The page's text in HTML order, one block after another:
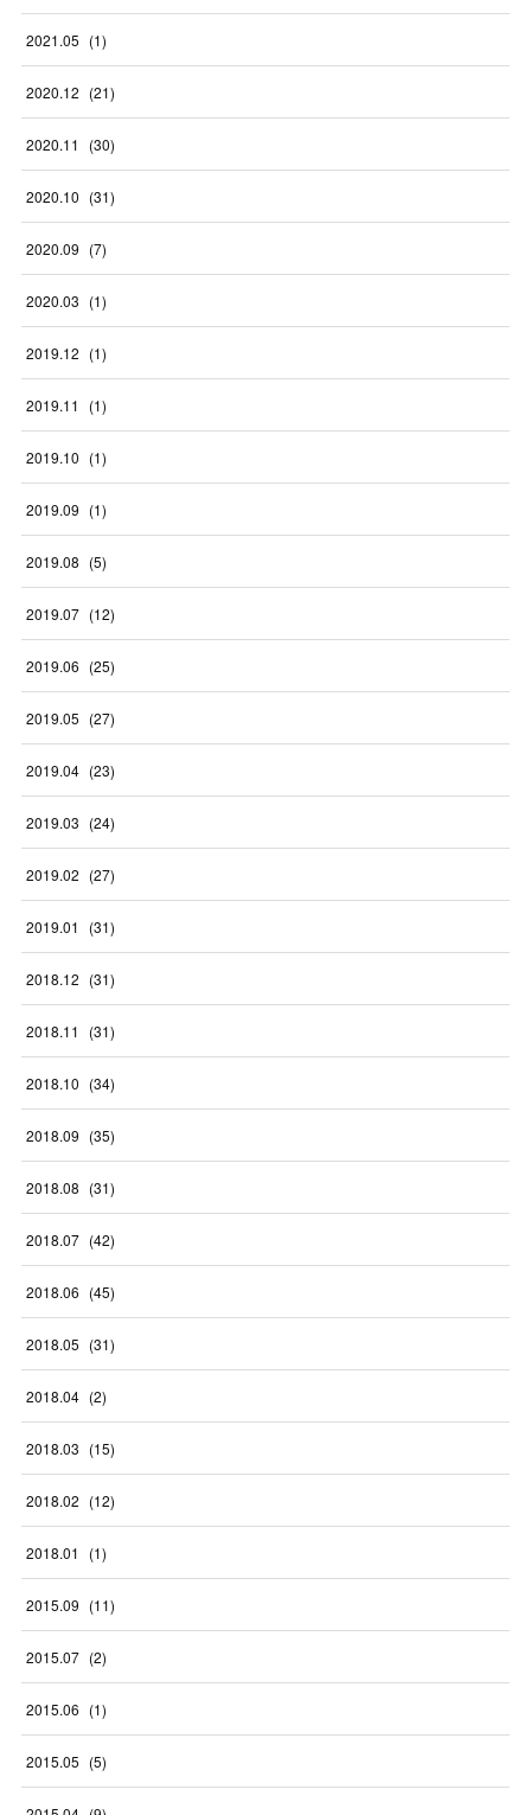
2021.05 (1)
2020.12 (21)
2020.11 (30)
2020.10 (31)
2020.09 (7)
2020.03 (1)
2019.12 (1)
2019.11 (1)
2019.10 (1)
2019.09 (1)
2019.08 (5)
2019.07 (12)
2019.06 (25)
2019.05 (27)
2019.04 (23)
2019.03 (24)
2019.02 (27)
2019.01 (31)
2018.12 (31)
2018.11 (31)
2018.10 (34)
2018.09 (35)
2018.08 (31)
2018.07 (42)
2018.06 (45)
2018.05 (31)
2018.04 (2)
2018.03 (15)
2018.02 (12)
2018.01 (1)
2015.09 (11)
2015.07 (2)
2015.06 (1)
2015.05 (5)